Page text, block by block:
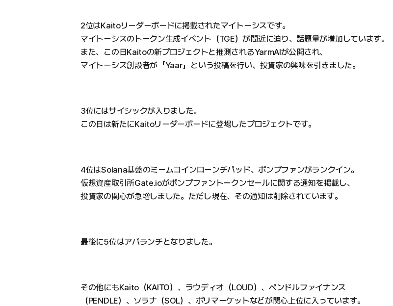
2位はKaitoリーダーボードに掲載されたマイトーシスです。
マイトーシスのトークン生成イベント（TGE）が間近に迫り、話題量が増加しています。
また、この日Kaitoの新プロジェクトと推測されるYarmAIが公開され、
マイトーシス創設者が「Yaar」という投稿を行い、投資家の興味を引きました。
3位にはサイシックが入りました。
この日は新たにKaitoリーダーボードに登場したプロジェクトです。
4位はSolana基盤のミームコインローンチパッド、ポンプファンがランクイン。
仮想資産取引所Gate.ioがポンプファントークンセールに関する通知を掲載し、
投資家の関心が急増しました。ただし現在、その通知は削除されています。
最後に5位はアバランチとなりました。
その他にもKaito（KAITO）、ラウディオ（LOUD）、ペンドルファイナンス
（PENDLE）、ソラナ（SOL）、ポリマーケットなどが関心上位に入っています。